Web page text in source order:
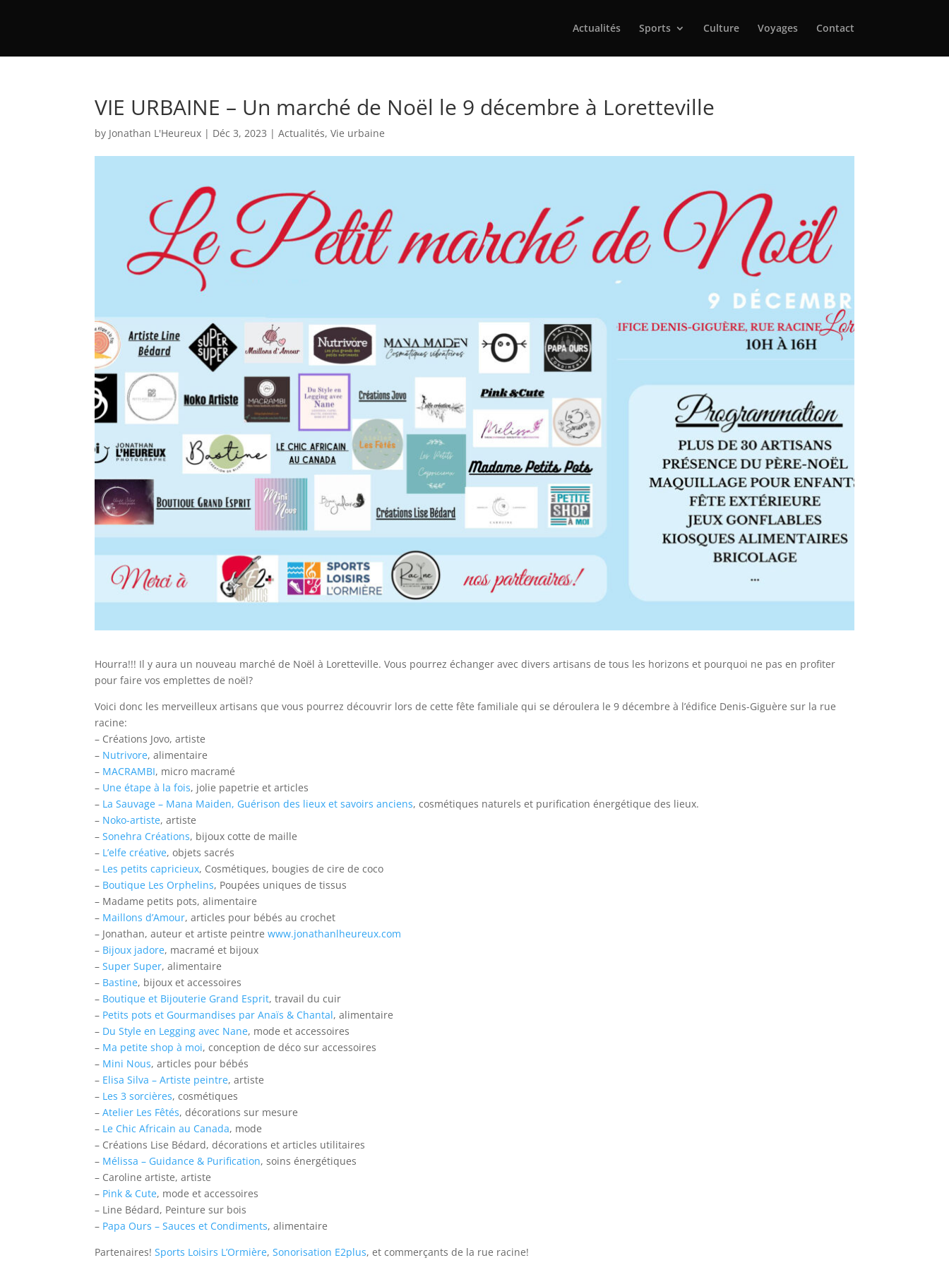
Actualités Sports Culture Voyages Contact
VIE URBAINE – Un marché de Noël le 9 décembre à Loretteville
by Jonathan L'Heureux | Déc 3, 2023 |Actualités,Vie urbaine
Hourra!!! Il y aura un nouveau marché de Noël à Loretteville. Vous pourrez échanger avec divers artisans de tous les horizons et pourquoi ne pas en profiter
pour faire vos emplettes de noël?
Voici donc les merveilleux artisans que vous pourrez découvrir lors de cette fête familiale qui se déroulera le 9 décembre à l’édifice Denis-Giguère sur la rue
racine:
– Créations Jovo, artiste
– Nutrivore, alimentaire
– MACRAMBI, micro macramé
– Une étape à la fois, jolie papetrie et articles
– La Sauvage – Mana Maiden, Guérison des lieux et savoirs anciens, cosmétiques naturels et purification énergétique des lieux.
– Noko-artiste, artiste
–Sonehra Créations, bijoux cotte de maille
– L’elfe créative, objets sacrés
– Les petits capricieux, Cosmétiques, bougies de cire de coco
– Boutique Les Orphelins, Poupées uniques de tissus
– Madame petits pots, alimentaire
– Maillons d’Amour, articles pour bébés au crochet
– Jonathan, auteur et artiste peintrewww.jonathanlheureux.com
– Bijoux jadore, macramé et bijoux
–Super Super, alimentaire
– Bastine, bijoux et accessoires
– Boutique et Bijouterie Grand Esprit, travail du cuir
– Petits pots et Gourmandises par Anaïs & Chantal, alimentaire
– Du Style en Legging avec Nane, mode et accessoires
– Ma petite shop à moi, conception de déco sur accessoires
– Mini Nous, articles pour bébés
– Elisa Silva – Artiste peintre, artiste
– Les 3 sorcières, cosmétiques
–Atelier Les Fêtés, décorations sur mesure
– Le Chic Africain au Canada, mode
– Créations Lise Bédard, décorations et articles utilitaires
– Mélissa – Guidance & Purification, soins énergétiques
– Caroline artiste, artiste
– Pink & Cute, mode et accessoires
– Line Bédard, Peinture sur bois
– Papa Ours – Sauces et Condiments, alimentaire
Partenaires!Sports Loisirs L’Ormière,Sonorisation E2plus, et commerçants de la rue racine!